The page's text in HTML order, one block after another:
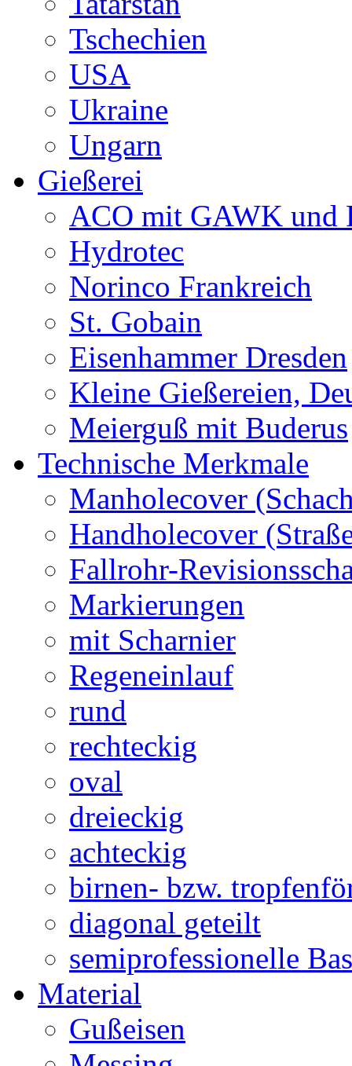
Tschechien
USA
Ukraine
Ungarn
Gießerei
ACO mit GAWK und
Hydrotec
Norinco Frankreich
St. Gobain
Eisenhammer Dresden
Kleine Gießereien,
Meierguß mit Buderus
Technische Merkmale
Manholecover
Handholecover
Fallrohr-
Markierungen
mit Scharnier
Regeneinlauf
rund
rechteckig
oval
dreieckig
achteckig
birnen- bzw.
diagonal geteilt
semiprofessionelle
Material
Gußeisen